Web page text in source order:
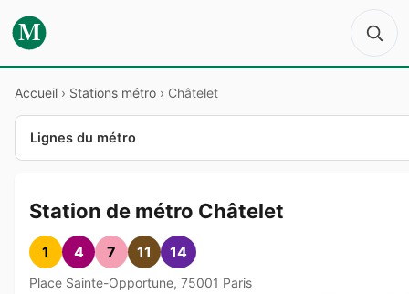
M
Accueil › Stations métro › Châtelet
Lignes du métro
Station de métro Châtelet
1 4 7 11 14
Place Sainte-Opportune, 75001 Paris